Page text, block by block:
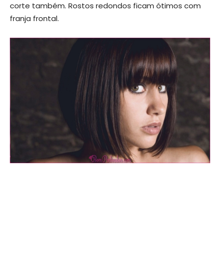
corte também. Rostos redondos ficam ótimos com
franja frontal.